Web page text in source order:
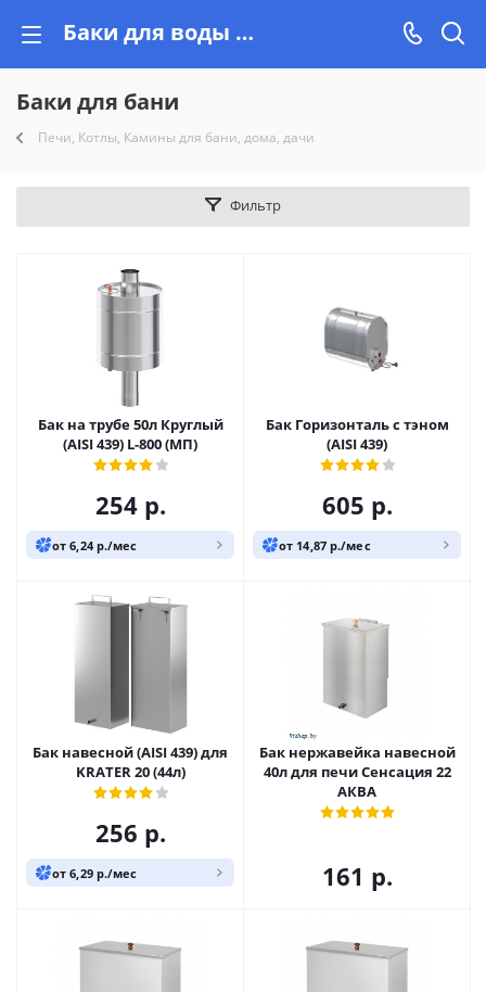
Баки для воды в баню, теплообменники, регистры купить на Vishop.by
Баки для бани
Печи, Котлы, Камины для бани, дома, дачи
Фильтр
Бак на трубе 50л Круглый
(AISI 439) L-800 (МП)
254р.
от 6,24 р./мес
Бак Горизонталь с тэном
(AISI 439)
605 р.
от 14,87 р./мес
Бак навесной (AISI 439) для
KRATER 20 (44л)
256 р.
от 6,29 р./мес
Бак нержавейка навесной
40л для печи Сенсация 22
АКВА
161 р.